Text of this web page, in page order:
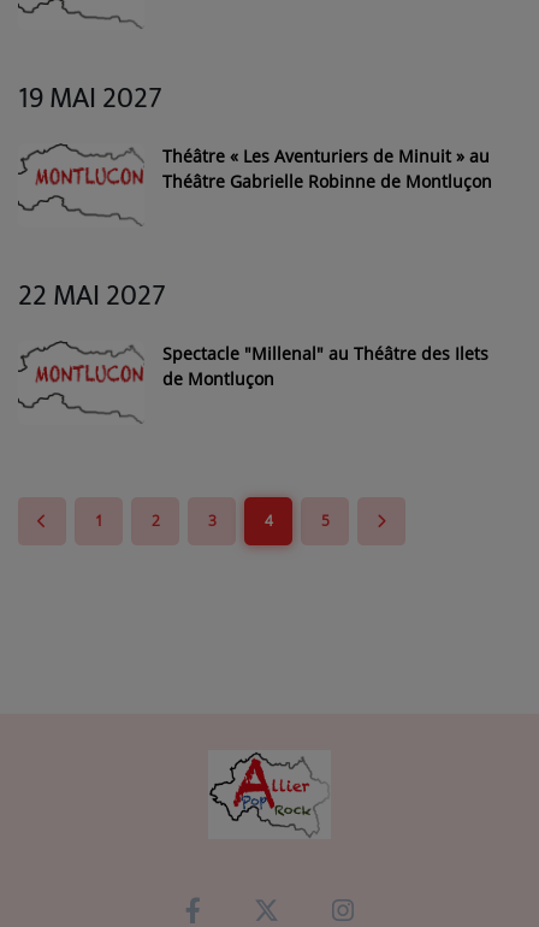
19 MAI 2027
Théâtre « Les Aventuriers de Minuit » au
Théâtre Gabrielle Robinne de Montluçon
22 MAI 2027
Spectacle "Millenal" au Théâtre des Ilets
de Montluçon
1 2 3 4 5